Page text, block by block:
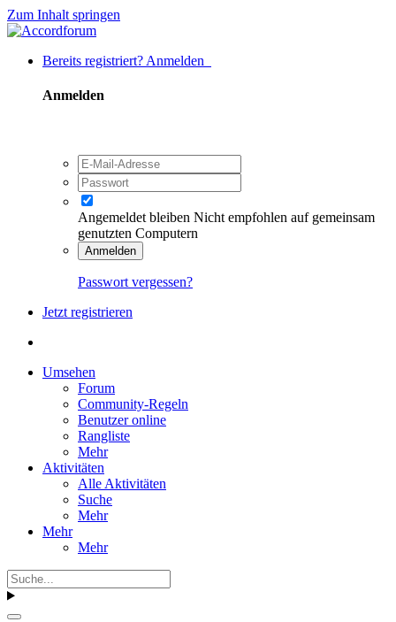
Zum Inhalt springen
Bereits registriert? Anmelden
Anmelden
Angemeldet bleiben Nicht empfohlen auf gemeinsam
genutzten Computern
Anmelden
Passwort vergessen?
Jetzt registrieren
Umsehen
Forum
Community-Regeln
Benutzer online
Rangliste
Mehr
Aktivitäten
Alle Aktivitäten
Suche
Mehr
Mehr
Mehr